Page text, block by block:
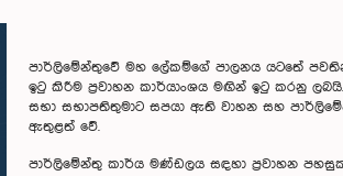
පාර්ලිමේන්තුවේ මහ ලේකම්ගේ පාලනය යටතේ
ඉටු කිරීම ප්‍රවාහන කාර්යාංශය මඟින් ඉටු කරනු
සභා සභාපතිතුමාට සපයා ඇති වාහන සහ
ඇතුළත් වේ.
පාර්ලිමේන්තු කාර්ය මණ්ඩලය සඳහා ප්‍රවාහන